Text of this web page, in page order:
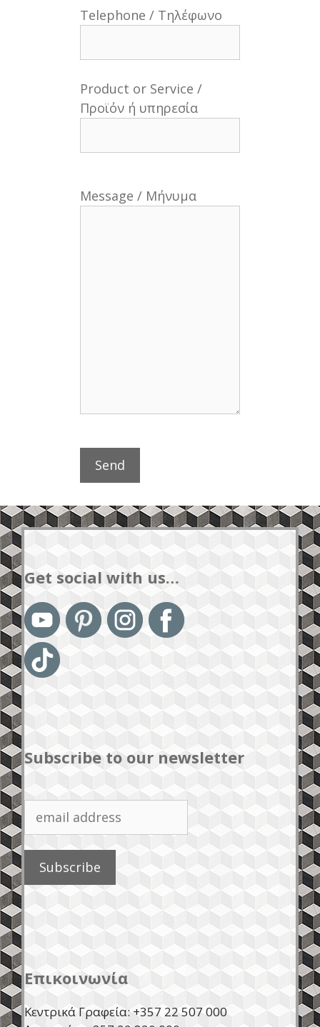
Telephone / Τηλέφωνο
Product or Service /
Προϊόν ή υπηρεσία
Message / Μήνυμα
Get social with us…
Subscribe to our newsletter
Επικοινωνία
Κεντρικά Γραφεία: +357 22 507 000